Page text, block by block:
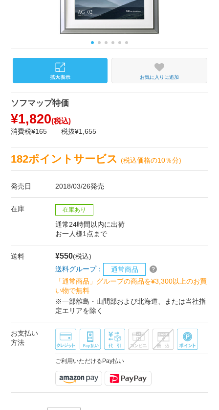
お気に入りに追加
ソフマップ特価
¥1,820(税込)
消費税¥165 税抜¥1,655
182ポイントサービス(税込価格の10％分)
発売日 2018/03/26発売
在庫 在庫あり
通常24時間以内に出荷
お一人様1点まで
送料 ¥550(税込)
送料グループ：
通常商品
「通常商品」グループの商品を¥3,300以上のお買
い物で無料
※一部離島・山間部および北海道、または当社指
定エリアを除く
お支払い
方法
ご利用いただけるPay払い